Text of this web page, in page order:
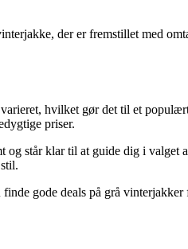
der er fremstillet med
hvilket gør det til et
priser.
står klar til at guide dig i valget
gode deals på grå